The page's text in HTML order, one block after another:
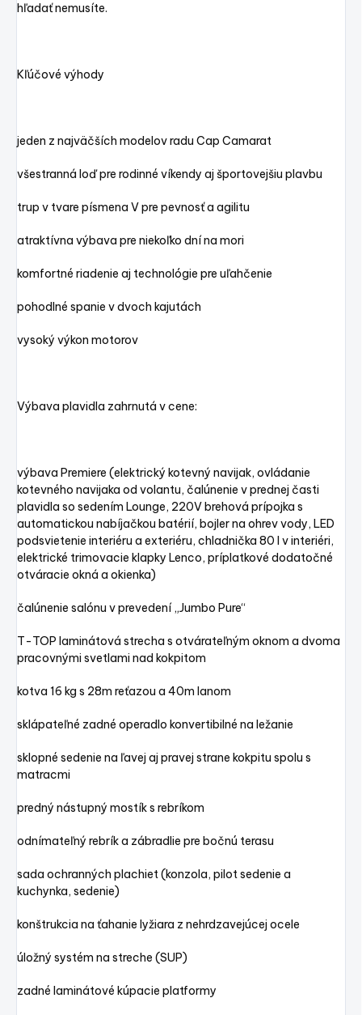
hľadať nemusíte.
Kľúčové výhody
jeden z najväčších modelov radu Cap Camarat
všestranná loď pre rodinné víkendy aj športovejšiu plavbu
trup v tvare písmena V pre pevnosť a agilitu
atraktívna výbava pre niekoľko dní na mori
komfortné riadenie aj technológie pre uľahčenie
pohodlné spanie v dvoch kajutách
vysoký výkon motorov
Výbava plavidla zahrnutá v cene:
výbava Premiere (elektrický kotevný navijak, ovládanie
kotevného navijaka od volantu, čalúnenie v prednej časti
plavidla so sedením Lounge, 220V brehová prípojka s
automatickou nabíjačkou batérií, bojler na ohrev vody, LED
podsvietenie interiéru a exteriéru, chladnička 80 l v interiéri,
elektrické trimovacie klapky Lenco, príplatkové dodatočné
otváracie okná a okienka)
čalúnenie salónu v prevedení „Jumbo Pure“
T-TOP laminátová strecha s otvárateľným oknom a dvoma
pracovnými svetlami nad kokpitom
kotva 16 kg s 28m reťazou a 40m lanom
sklápateľné zadné operadlo konvertibilné na ležanie
sklopné sedenie na ľavej aj pravej strane kokpitu spolu s
matracmi
predný nástupný mostík s rebríkom
odnímateľný rebrík a zábradlie pre bočnú terasu
sada ochranných plachiet (konzola, pilot sedenie a
kuchynka, sedenie)
konštrukcia na ťahanie lyžiara z nehrdzavejúcej ocele
úložný systém na streche (SUP)
zadné laminátové kúpacie platformy